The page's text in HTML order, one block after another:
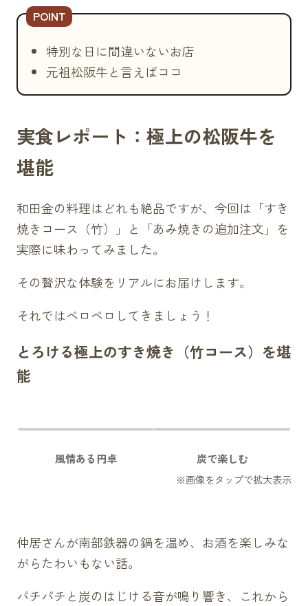
特別な日に間違いないお店
元祖松阪牛と言えばココ
実食レポート：極上の松阪牛を
堪能
和田金の料理はどれも絶品ですが、今回は「すき
焼きコース（竹）」と「あみ焼きの追加注文」を
実際に味わってみました。
その贅沢な体験をリアルにお届けします。
それではペロペロしてきましょう！
とろける極上のすき焼き（竹コース）を堪
能
風情ある円卓 炭で楽しむ
仲居さんが南部鉄器の鍋を温め、お酒を楽しみな
がらたわいもない話。
パチパチと炭のはじける音が鳴り響き、これから